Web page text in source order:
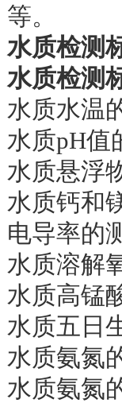
等。
水质检测
水质检测
水质水温
水质pH值
水质悬浮
水质钙和
电导率的
水质溶解
水质高锰
水质五日
水质氨氮
水质氨氮